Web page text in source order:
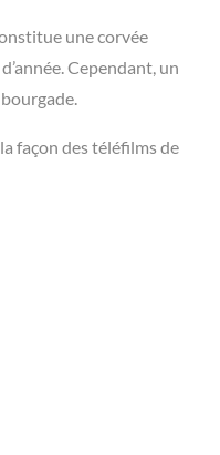
une corvée
Cependant, un
façon des téléfilms de